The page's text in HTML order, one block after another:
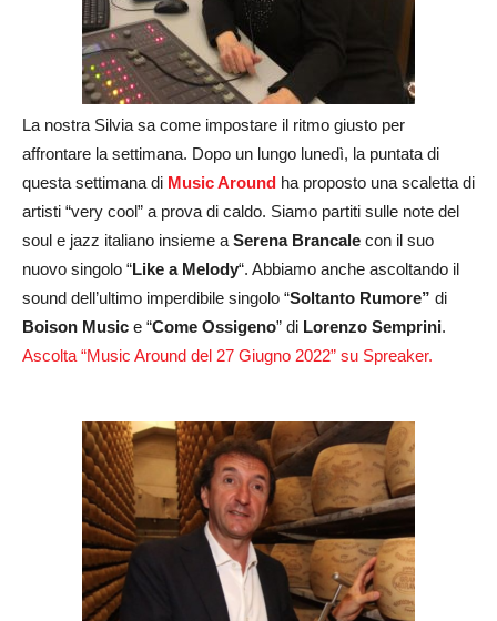
La nostra Silvia sa come impostare il ritmo giusto per
affrontare la settimana. Dopo un lungo lunedì, la puntata di
questa settimana di Music Around ha proposto una scaletta di
artisti “very cool” a prova di caldo. Siamo partiti sulle note del
soul e jazz italiano insieme a Serena Brancale con il suo
nuovo singolo “Like a Melody“. Abbiamo anche ascoltando il
sound dell’ultimo imperdibile singolo “Soltanto Rumore” di
Boison Music e “Come Ossigeno” di Lorenzo Semprini.
Ascolta “Music Around del 27 Giugno 2022” su Spreaker.